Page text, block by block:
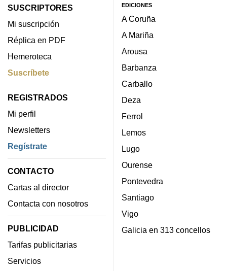
SUSCRIPTORES
Mi suscripción
Réplica en PDF
Hemeroteca
Suscríbete
REGISTRADOS
Mi perfil
Newsletters
Regístrate
CONTACTO
Cartas al director
Contacta con nosotros
PUBLICIDAD
Tarifas publicitarias
Servicios
EDICIONES
A Coruña
A Mariña
Arousa
Barbanza
Carballo
Deza
Ferrol
Lemos
Lugo
Ourense
Pontevedra
Santiago
Vigo
Galicia en 313 concellos